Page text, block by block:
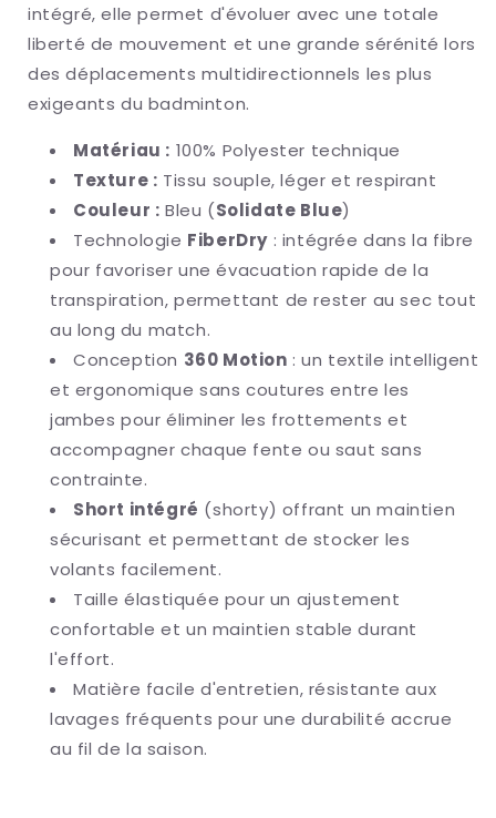
intégré, elle permet d'évoluer avec une totale
liberté de mouvement et une grande sérénité lors
des déplacements multidirectionnels les plus
exigeants du badminton.
Matériau : 100% Polyester technique
Texture : Tissu souple, léger et respirant
Couleur : Bleu (Solidate Blue)
Technologie FiberDry : intégrée dans la fibre
pour favoriser une évacuation rapide de la
transpiration, permettant de rester au sec tout
au long du match.
Conception 360 Motion : un textile intelligent
et ergonomique sans coutures entre les
jambes pour éliminer les frottements et
accompagner chaque fente ou saut sans
contrainte.
Short intégré (shorty) offrant un maintien
sécurisant et permettant de stocker les
volants facilement.
Taille élastiquée pour un ajustement
confortable et un maintien stable durant
l'effort.
Matière facile d'entretien, résistante aux
lavages fréquents pour une durabilité accrue
au fil de la saison.